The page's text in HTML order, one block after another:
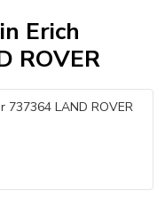
Erich
ROVER